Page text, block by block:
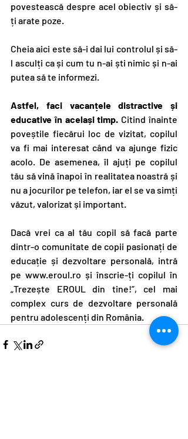
povestească despre acel obiectiv și să-
ți arate poze.
Cheia aici este să-i dai lui controlul și să-
l asculți ca și cum tu n-ai ști nimic și n-ai
putea să te informezi.
Astfel, faci vacanțele distractive și
educative în același timp. Citind înainte
poveștile fiecărui loc de vizitat, copilul
va fi mai interesat când va ajunge fizic
acolo. De asemenea, îl ajuți pe copilul
tău să vină înapoi în realitatea noastră și
nu a jocurilor pe telefon, iar el se va simți
văzut, valorizat și important.
Dacă vrei ca al tău copil să facă parte
dintr-o comunitate de copii pasionați de
educație și dezvoltare personală, intră
pe www.eroul.ro și înscrie-ți copilul în
„Trezește EROUL din tine!”, cel mai
complex curs de dezvoltare personală
pentru adolescenți din România.